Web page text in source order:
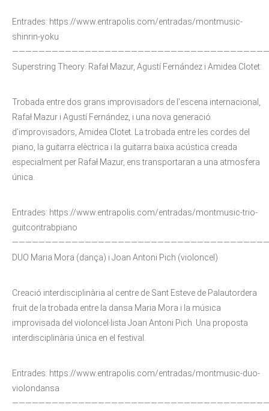
Entrades: https://www.entrapolis.com/entradas/montmusic-
shinrin-yoku
———————————————————————————————————————
Superstring Theory: Rafał Mazur, Agustí Fernández i Amidea Clotet:
Trobada entre dos grans improvisadors de l’escena internacional,
Rafał Mazur i Agustí Fernández, i una nova generació
d’improvisadors, Amidea Clotet. La trobada entre les cordes del
piano, la guitarra elèctrica i la guitarra baixa acústica creada
especialment per Rafał Mazur, ens transportaran a una atmosfera
única.
Entrades: https://www.entrapolis.com/entradas/montmusic-trio-
guitcontrabpiano
———————————————————————————————————————
DUO Maria Mora (dança) i Joan Antoni Pich (violoncel)
Creació interdisciplinària al centre de Sant Esteve de Palautordera
fruit de la trobada entre la dansa Maria Mora i la música
improvisada del violoncel·lista Joan Antoni Pich. Una proposta
interdisciplinària única en el festival.
Entrades: https://www.entrapolis.com/entradas/montmusic-duo-
violondansa
———————————————————————————————————————